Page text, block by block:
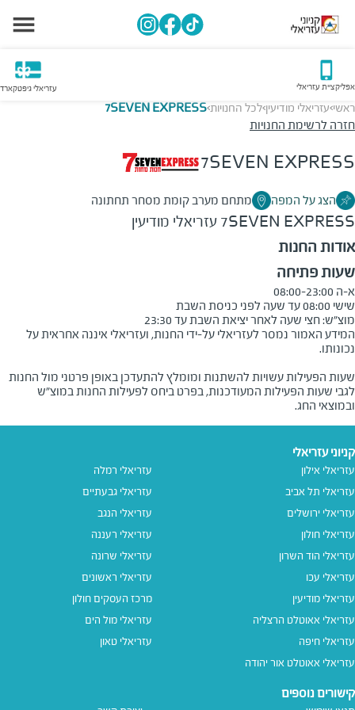
אפליקציית עזריאלי עזריאלי גיפטקארד
ראשי>עזריאלי מודיעין>לכל החנויות>
7SEVEN EXPRESS
חזרה לרשימת החנויות
7SEVEN EXPRESS
הצג על המפה מתחם מערב קומת מסחר תחתונה
7SEVEN EXPRESS עזריאלי מודיעין
אודות החנות
שעות פתיחה
מוצ״ש: חצי שעה לאחר יציאת השבת עד 23:30
המידע האמור נמסר לעזריאלי על-ידי החנות, ועזריאלי איננה אחראית על
שעות הפעילות עשויות להשתנות ומומלץ להתעדכן באופן פרטני מול החנות
לגבי שעות הפעילות המעודכנות, בפרט ביחס לפעילות החנות במוצ"ש
ובמוצאי החג.
קניוני עזריאלי
עזריאלי אילון
עזריאלי תל אביב
עזריאלי ירושלים
עזריאלי חולון
עזריאלי הוד השרון
עזריאלי עכו
עזריאלי מודיעין
עזריאלי אאוטלט הרצליה
עזריאלי חיפה
עזריאלי אאוטלט אור יהודה
עזריאלי רמלה
עזריאלי גבעתיים
עזריאלי הנגב
עזריאלי רעננה
עזריאלי שרונה
עזריאלי ראשונים
מרכז העסקים חולון
עזריאלי מול הים
עזריאלי טאון
קישורים נוספים